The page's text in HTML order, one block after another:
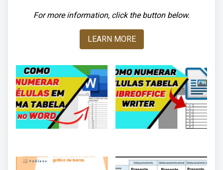
For more information, click the button below.
LEARN MORE